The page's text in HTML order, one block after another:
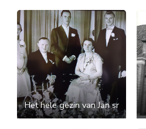
Het hele gezin van Jan sr